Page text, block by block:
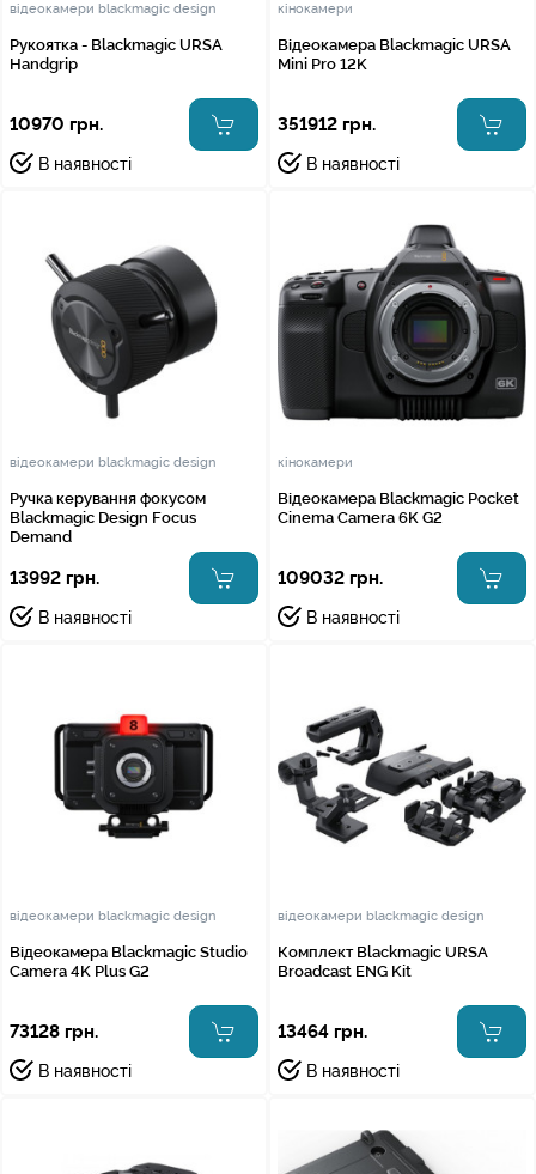
відеокамери blackmagic design
Рукоятка - Blackmagic URSA
Handgrip
10970 грн.
В наявності
кінокамери
Відеокамера Blackmagic URSA
Mini Pro 12K
351912 грн.
В наявності
відеокамери blackmagic design
Ручка керування фокусом
Blackmagic Design Focus
Demand
13992 грн.
В наявності
кінокамери
Відеокамера Blackmagic Pocket
Cinema Camera 6K G2
109032 грн.
В наявності
відеокамери blackmagic design
Відеокамера Blackmagic Studio
Camera 4K Plus G2
73128 грн.
В наявності
відеокамери blackmagic design
Комплект Blackmagic URSA
Broadcast ENG Kit
13464 грн.
В наявності